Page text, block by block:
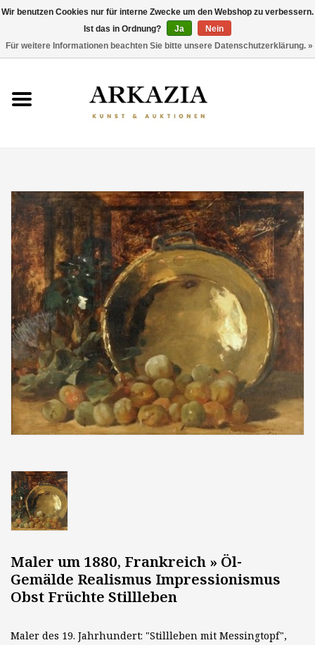
AKTUELLER KATALOG
THEMEN
ENTDECKEN
Maler um 1880, Frankreich » Öl-
Gemälde Realismus Impressionismus
Obst Früchte Stillleben
Maler des 19. Jahrhundert: "Stillleben mit Messingtopf",
Wir benutzen Cookies nur für interne Zwecke um den Webshop zu verbessern.
Ist das in Ordnung?
Ja
Nein
Für weitere Informationen beachten Sie bitte unsere Datenschutzerklärung. »